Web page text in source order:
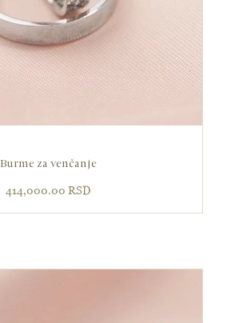
Burme za venčanje
414,000.00 RSD